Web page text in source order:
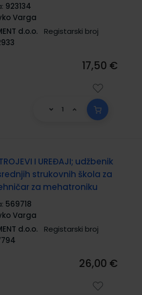
923134
Varga
d.o.o.
Registarski broj
17,50 €
I UREĐAJI; udžbenik
strukovnih škola za
za mehatroniku
569718
Varga
d.o.o.
Registarski broj
26,00 €